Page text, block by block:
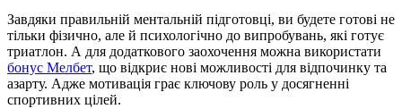
Завдяки правильній ментальній підготовці, ви будете готові не
тільки фізично, але й психологічно до випробувань, які готує
триатлон. А для додаткового заохочення можна використати
бонус Мелбет, що відкриє нові можливості для відпочинку та
азарту. Адже мотивація грає ключову роль у досягненні
спортивних цілей.